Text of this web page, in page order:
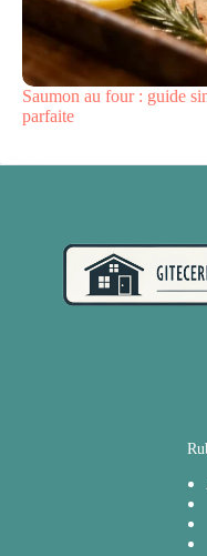
Saumon au four : guide
parfaite